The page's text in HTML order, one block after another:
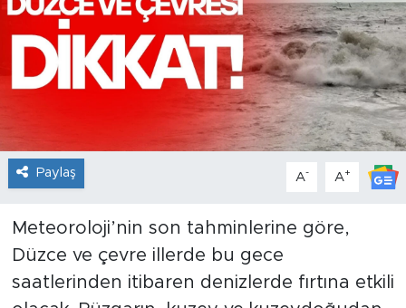
Paylaş A- A+
Meteoroloji’nin son tahminlerine göre,
Düzce ve çevre illerde bu gece
saatlerinden itibaren denizlerde fırtına etkili